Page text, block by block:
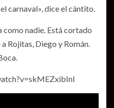
carnaval», dice el cántito.
nadie. Está cortado
Rojitas, Diego y Román.